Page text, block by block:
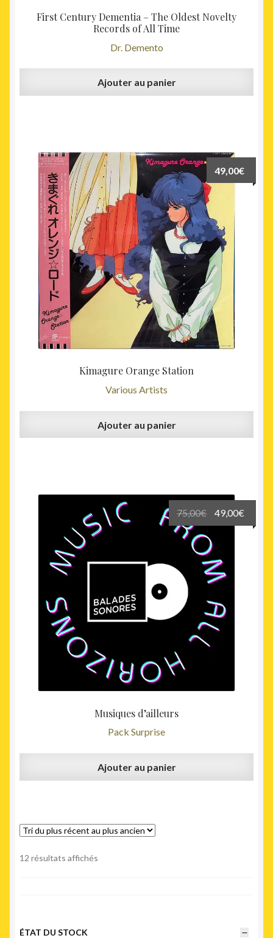
First Century Dementia – The Oldest Novelty
Records of All Time
Dr. Demento
Ajouter au panier
Kimagure Orange Station
Various Artists
49,00€
Ajouter au panier
Musiques d’ailleurs
Pack Surprise
75,00€
Le
prix
initial
était :
75,00€.
49,00€
prix
Ajouter au panier
12 résultats affichés
ÉTAT DU STOCK